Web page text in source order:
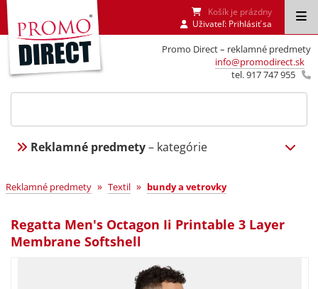
Promo Direct – reklamné predmety
info@promodirect.sk
tel. 917 747 955
Košík je prázdny
Uživateľ: Prihlásiť sa
Reklamné predmety– kategórie
Reklamné predmety » Textil » bundy a vetrovky
Regatta Men's Octagon Ii Printable 3 Layer
Membrane Softshell